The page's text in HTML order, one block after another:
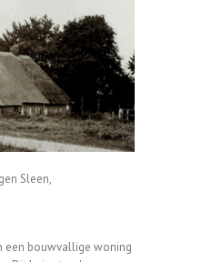
Sleen,
een bouwvallige woning